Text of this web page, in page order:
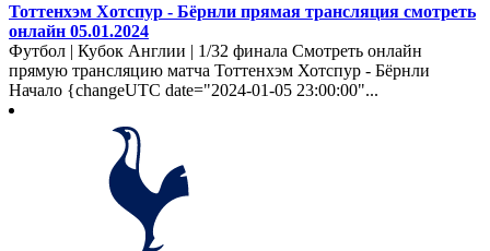
Тоттенхэм Хотспур - Бёрнли прямая трансляция смотреть
онлайн 05.01.2024
Футбол | Кубок Англии | 1/32 финала Смотреть онлайн
прямую трансляцию матча Тоттенхэм Хотспур - Бёрнли
Начало {changeUTC date="2024-01-05 23:00:00"...